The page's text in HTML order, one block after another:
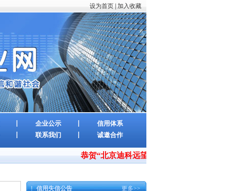
设为首页| 加入收藏
企业公示
信用体系
联系我们 诚邀合作
恭贺“北京迪科远望科技股份有限公司”率
更多>>
信用失信公告